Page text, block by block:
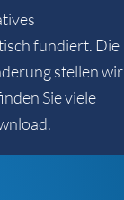
fundiert. Die
stellen wir
Sie viele